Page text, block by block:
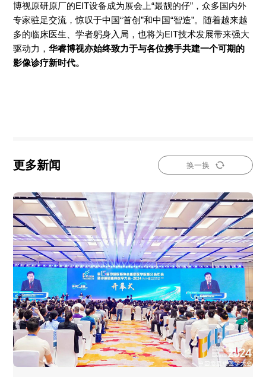
博视原研原厂的EIT设备成为展会上“最靓的仔”，众多国内外
专家驻足交流，惊叹于中国“首创”和中国“智造”。随着越来越
多的临床医生、学者躬身入局，也将为EIT技术发展带来强大
驱动力，华睿博视亦始终致力于与各位携手共建一个可期的
影像诊疗新时代。
更多新闻 换一换